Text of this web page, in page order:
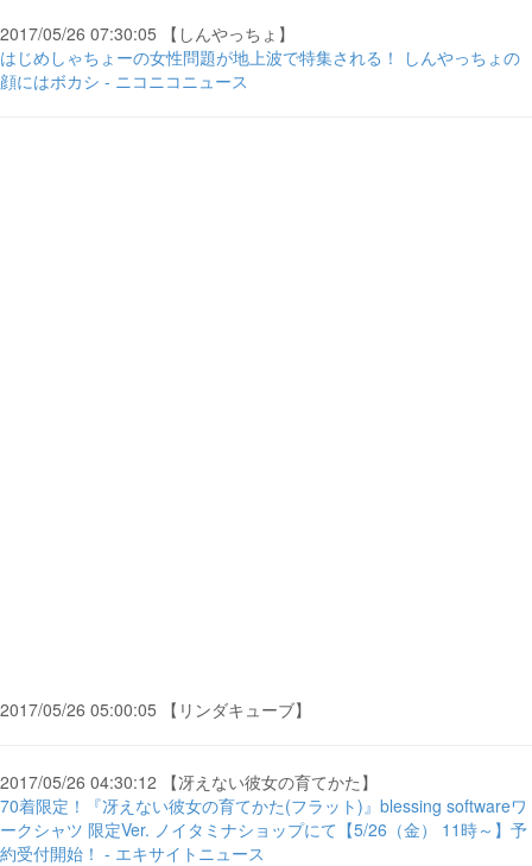
2017/05/26 07:30:05 【しんやっちょ】
はじめしゃちょーの女性問題が地上波で特集される！ しんやっちょの
顔にはボカシ - ニコニコニュース
2017/05/26 05:00:05 【リンダキューブ】
2017/05/26 04:30:12 【冴えない彼女の育てかた】
70着限定！『冴えない彼女の育てかた(フラット)』blessing softwareワ
ークシャツ 限定Ver. ノイタミナショップにて【5/26（金） 11時～】予
約受付開始！ - エキサイトニュース